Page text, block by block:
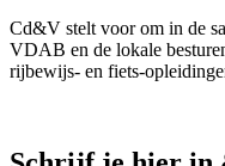
Cd&V stelt voor om in de
VDAB en de lokale
rijbewijs- en fiets-